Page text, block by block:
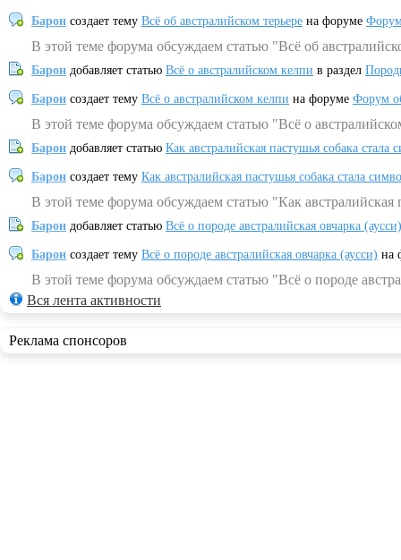
Барон создает тему Всё об австралийском терьере на форуме
В этой теме форума обсуждаем статью "Всё об
Барон добавляет статью Всё о австралийском келпи в раздел
Барон создает тему Всё о австралийском келпи на форуме Форум
В этой теме форума обсуждаем статью "Всё о
Барон добавляет статью Как австралийская пастушья собака
Барон создает тему Как австралийская пастушья собака стала
В этой теме форума обсуждаем статью "Как
Барон добавляет статью Всё о породе австралийская овчарка (аусси)
Барон создает тему Всё о породе австралийская овчарка (аусси) на
В этой теме форума обсуждаем статью "Всё о породе
Вся лента активности
Реклама спонсоров